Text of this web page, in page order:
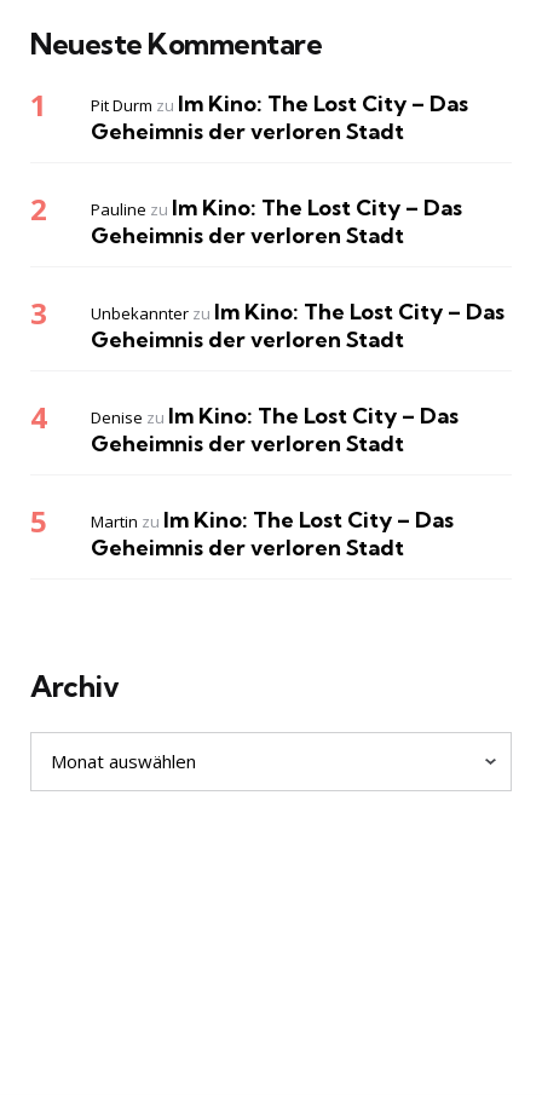
Neueste Kommentare
Pit Durm zu Im Kino: The Lost City – Das
Geheimnis der verloren Stadt
Pauline zu Im Kino: The Lost City – Das
Geheimnis der verloren Stadt
Unbekannter zu Im Kino: The Lost City – Das
Geheimnis der verloren Stadt
Denise zu Im Kino: The Lost City – Das
Geheimnis der verloren Stadt
Martin zu Im Kino: The Lost City – Das
Geheimnis der verloren Stadt
Archiv
Archiv